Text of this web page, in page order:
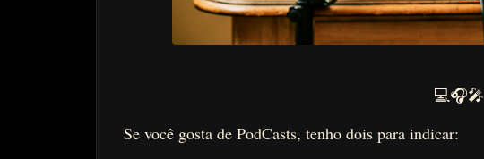
💻🎧🎤
Se você gosta de PodCasts, tenho dois para indicar: